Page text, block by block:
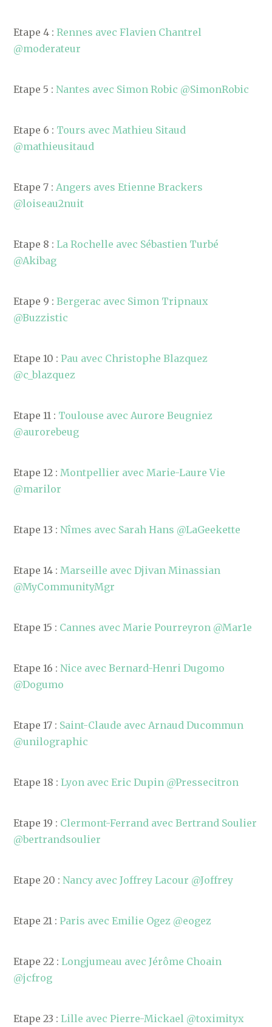
Etape 4 :Rennes avec Flavien Chantrel
@moderateur
Etape 5 :Nantes avec Simon Robic @SimonRobic
Etape 6 : Tours avec Mathieu Sitaud
@mathieusitaud
Etape 7 :Angers aves Etienne Brackers
@loiseau2nuit
Etape 8 :La Rochelle avec Sébastien Turbé
@Akibag
Etape 9 :Bergerac avec Simon Tripnaux
@Buzzistic
Etape 10 :Pau avec Christophe Blazquez
@c_blazquez
Etape 11 : Toulouse avec Aurore Beugniez
@aurorebeug
Etape 12 :Montpellier avec Marie-Laure Vie
@marilor
Etape 13 :Nîmes avec Sarah Hans @LaGeekette
Etape 14 :Marseille avec Djivan Minassian
@MyCommunityMgr
Etape 15 : Cannes avec Marie Pourreyron @Mar1e
Etape 16 :Nice avec Bernard-Henri Dugomo
@Dogumo
Etape 17 : Saint-Claude avec Arnaud Ducommun
@unilographic
Etape 18 :Lyon avec Eric Dupin @Pressecitron
Etape 19 : Clermont-Ferrand avec Bertrand Soulier
@bertrandsoulier
Etape 20 :Nancy avec Joffrey Lacour @Joffrey
Etape 21 :Paris avec Emilie Ogez @eogez
Etape 22 :Longjumeau avec Jérôme Choain
@jcfrog
Etape 23 :Lille avec Pierre-Mickael @toximityx